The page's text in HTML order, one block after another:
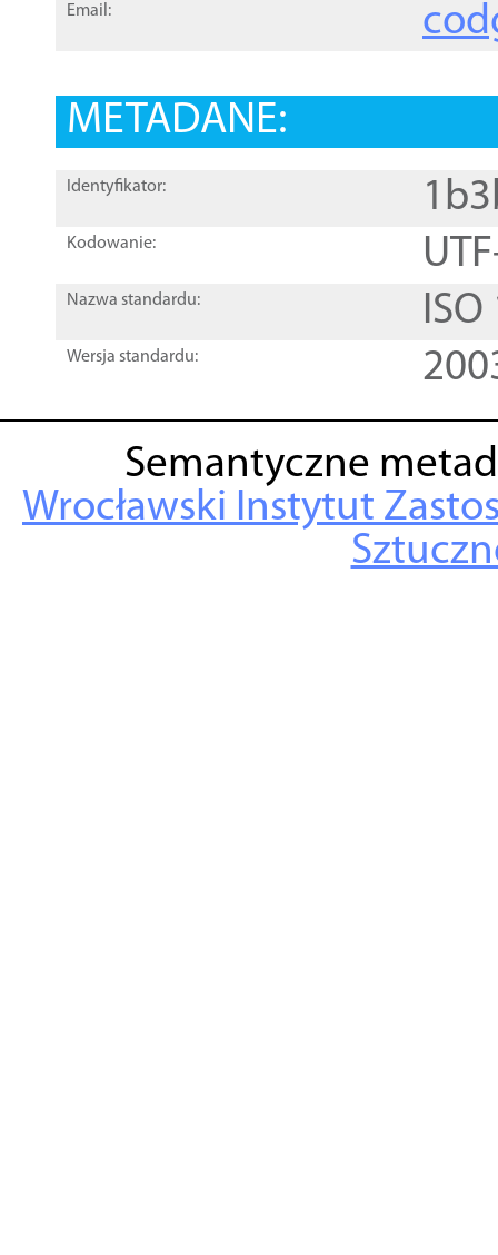
Email:
METADANE:
Identyfikator:
Kodowanie:
Nazwa standardu:
Wersja standardu:
Semantyczne
Wrocławski Instytut